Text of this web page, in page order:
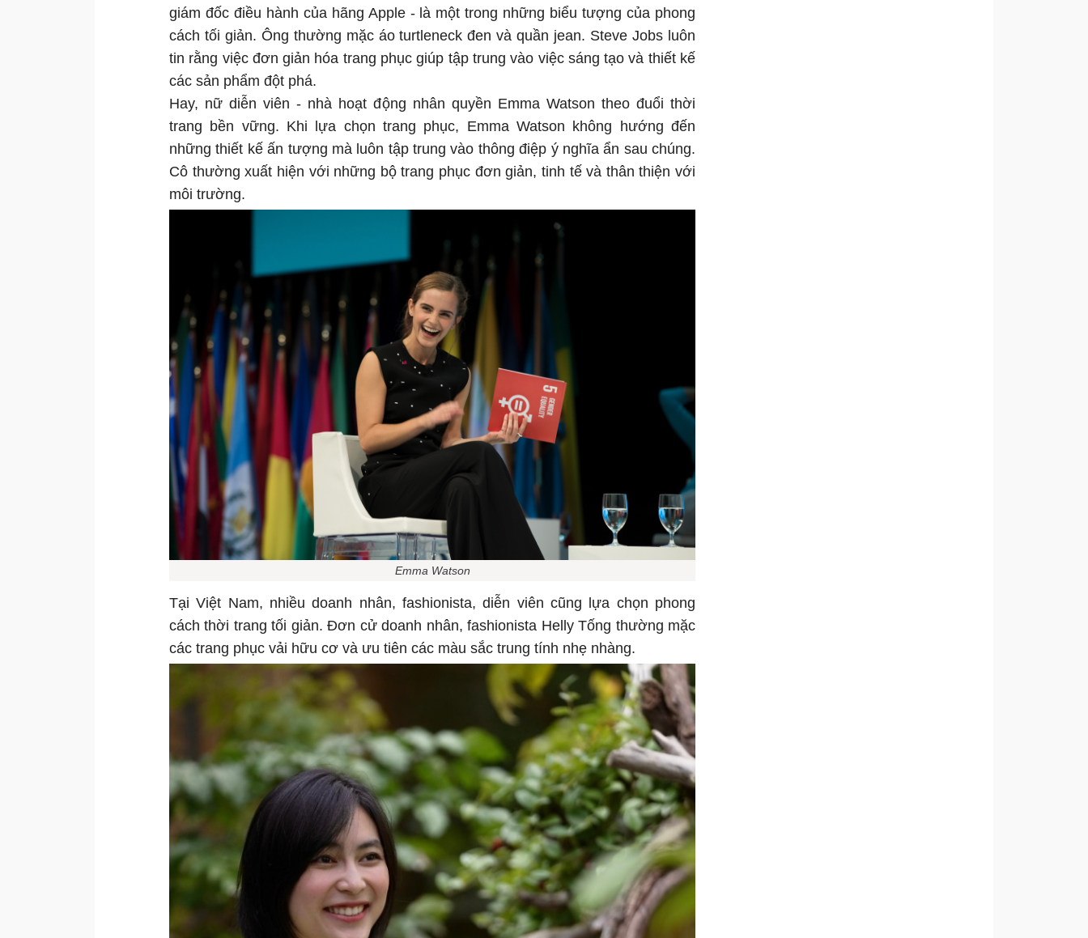
giám đốc điều hành của hãng Apple - là một trong những biểu tượng của phong
cách tối giản. Ông thường mặc áo turtleneck đen và quần jean. Steve Jobs luôn
tin rằng việc đơn giản hóa trang phục giúp tập trung vào việc sáng tạo và thiết kế
các sản phẩm đột phá.
Hay, nữ diễn viên - nhà hoạt động nhân quyền Emma Watson theo đuổi thời
trang bền vững. Khi lựa chọn trang phục, Emma Watson không hướng đến
những thiết kế ấn tượng mà luôn tập trung vào thông điệp ý nghĩa ẩn sau chúng.
Cô thường xuất hiện với những bộ trang phục đơn giản, tinh tế và thân thiện với
môi trường.
Emma Watson
Tại Việt Nam, nhiều doanh nhân, fashionista, diễn viên cũng lựa chọn phong
cách thời trang tối giản. Đơn cử doanh nhân, fashionista Helly Tống thường mặc
các trang phục vải hữu cơ và ưu tiên các màu sắc trung tính nhẹ nhàng.